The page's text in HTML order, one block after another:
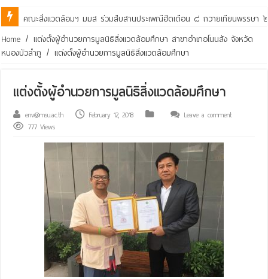
คณะสิ่งแวดล้อมฯ มมส ร่วมสืบสานประเพณีฮีตเดือน ๘ ถวายเทียนพรรษา ๒
Home / แต่งตั้งผู้อำนวยการมูลนิธิสิ่งแวดล้อมศึกษา สาขาอำเภอโนนสัง จังหวัด
หนองบัวลำภู / แต่งตั้งผู้อำนวยการมูลนิธิสิ่งแวดล้อมศึกษา
แต่งตั้งผู้อำนวยการมูลนิธิสิ่งแวดล้อมศึกษา
env@msu.ac.th February 12, 2018
Leave a comment
777 Views